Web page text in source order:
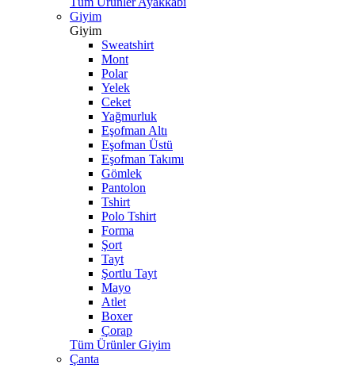
Giyim
Giyim
Sweatshirt
Mont
Polar
Yelek
Ceket
Yağmurluk
Eşofman Altı
Eşofman Üstü
Eşofman Takımı
Gömlek
Pantolon
Tshirt
Polo Tshirt
Forma
Şort
Tayt
Şortlu Tayt
Mayo
Atlet
Boxer
Çorap
Tüm Ürünler Giyim
Çanta